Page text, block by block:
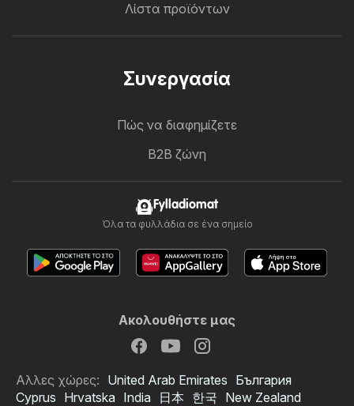
Λίστα προϊόντων
Συνεργασία
Πώς να διαφημίζετε
B2B ζώνη
Fylladiomat
Όλα τα φυλλάδια σε ένα σημείο
Ακολουθήστε μας
Αλλες χώρες: United Arab Emirates България
Cyprus Hrvatska India 日本 한국 New Zealand